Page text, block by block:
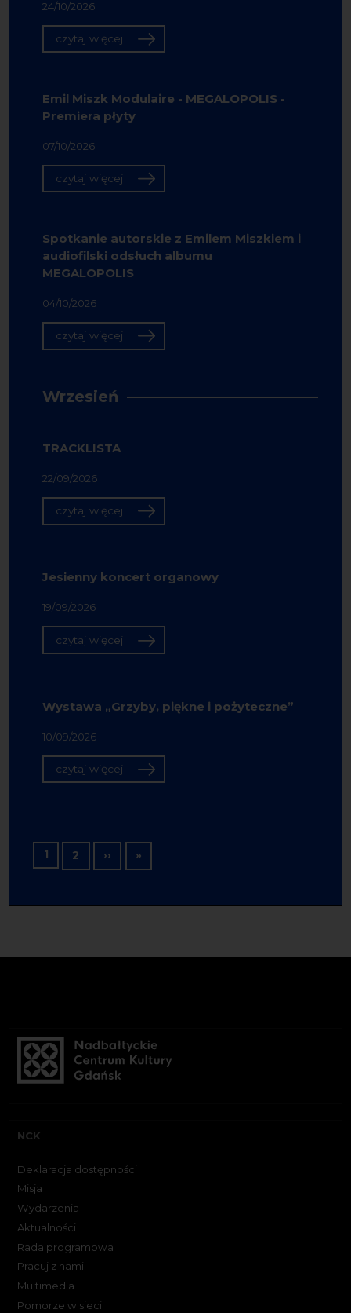
24/10/2026
czytaj więcej
Emil Miszk Modulaire - MEGALOPOLIS -
Premiera płyty
07/10/2026
czytaj więcej
Spotkanie autorskie z Emilem Miszkiem i
audiofilski odsłuch albumu
MEGALOPOLIS
04/10/2026
czytaj więcej
Wrzesień
TRACKLISTA
22/09/2026
czytaj więcej
Jesienny koncert organowy
19/09/2026
czytaj więcej
Wystawa „Grzyby, piękne i pożyteczne”
10/09/2026
czytaj więcej
Stronicowanie
1 2 ›› Następna strona
»Ostatnia strona
NCK
Deklaracja dostępności
Misja
Wydarzenia
Aktualności
Rada programowa
Pracuj z nami
Multimedia
Pomorze w sieci